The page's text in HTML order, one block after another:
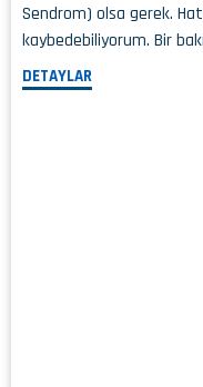
Sendrom) olsa gerek.
kaybedebiliyorum. Bir
DETAYLAR